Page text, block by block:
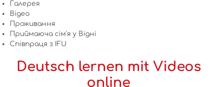
Галерея
Відео
Проживання
Приймаюча сім'я у Відні
Співпраця з IFU
Deutsch lernen mit Videos
online